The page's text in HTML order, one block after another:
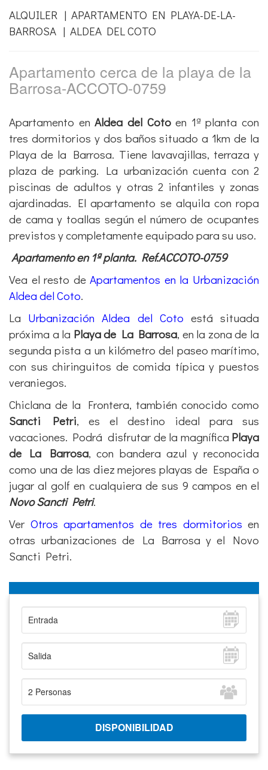
ALQUILER | APARTAMENTO EN PLAYA-DE-LA-
BARROSA | ALDEA DEL COTO
Apartamento cerca de la playa de la
Barrosa-ACCOTO-0759
Apartamento enAldea del Cotoen 1ª planta con
tres dormitorios y dos baños situado a 1km de la
Playa de la Barrosa. Tiene lavavajillas, terraza y
plaza de parking. La urbanización cuenta con 2
piscinas de adultos y otras 2 infantiles y zonas
ajardinadas. El apartamento se alquila con ropa
de cama y toallas según el número de ocupantes
previstos y completamente equipado para su uso.
Apartamento en 1ª planta. Ref.ACCOTO-0759
Vea el resto deApartamentos en la Urbanización
Aldea del Coto.
La Urbanización Aldea del Coto está situada
próxima a la Playa de La Barrosa, en la zona de la
segunda pista a un kilómetro del paseo marítimo,
con sus chiringuitos de comida típica y puestos
veraniegos.
Chiclana de la Frontera, también conocido como
Sancti Petri, es el destino ideal para sus
vacaciones. Podrá disfrutar de la magnífica Playa
de La Barrosa, con bandera azul y reconocida
como una de las diez mejores playas de España o
jugar al golf en cualquiera de sus 9 campos en el
Novo Sancti Petri.
Ver Otros apartamentos de tres dormitorios en
otras urbanizaciones de La Barrosa y el Novo
Sancti Petri.